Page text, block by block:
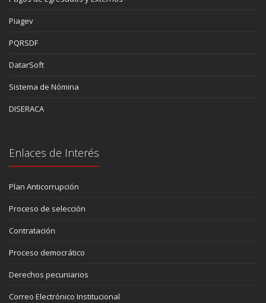
Piagev
PQRSDF
DatarSoft
Sistema de Nómina
DISERACA
Enlaces de Interés
Plan Anticorrupción
Proceso de selección
Contratación
Proceso democrático
Derechos pecuniarios
Correo Electrónico Institucional